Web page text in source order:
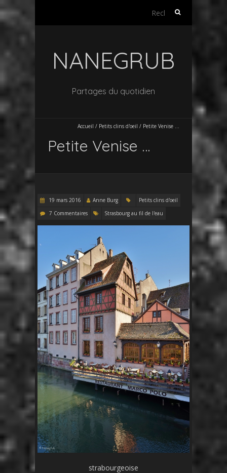
Rechercher :
NANEGRUB
Partages du quotidien
Accueil / Petits clins d'oeil / Petite Venise …
Petite Venise …
19 mars 2016 Anne Burg
Petits clins d'oeil
7 Commentaires
Strasbourg au fil de l'eau
strabourgeoise